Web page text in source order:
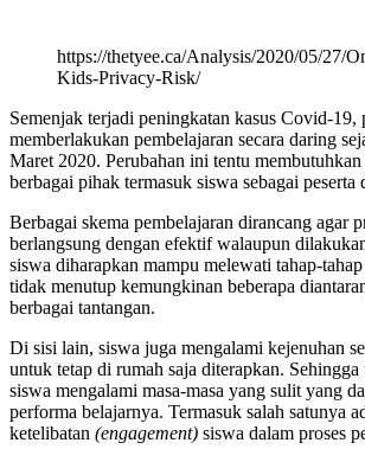
https://thetyee.ca/Analysis/2020/05/27/
Kids-Privacy-Risk/
Semenjak terjadi peningkatan kasus Covid-19,
memberlakukan pembelajaran secara daring
Maret 2020. Perubahan ini tentu membutuhkan
berbagai pihak termasuk siswa sebagai peserta
Berbagai skema pembelajaran dirancang agar
berlangsung dengan efektif walaupun
siswa diharapkan mampu melewati tahap-
tidak menutup kemungkinan beberapa
berbagai tantangan.
Di sisi lain, siswa juga mengalami kejenuhan
untuk tetap di rumah saja diterapkan.
siswa mengalami masa-masa yang sulit yang
performa belajarnya. Termasuk salah satunya
ketelibatan (engagement) siswa dalam proses